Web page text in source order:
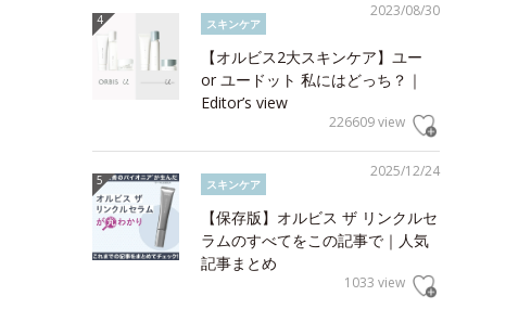
2023/08/30
スキンケア
【オルビス2大スキンケア】ユー
or ユードット 私にはどっち？｜
Editor’s view
226609 view
2025/12/24
スキンケア
【保存版】オルビス ザ リンクルセ
ラムのすべてをこの記事で｜人気
記事まとめ
1033 view